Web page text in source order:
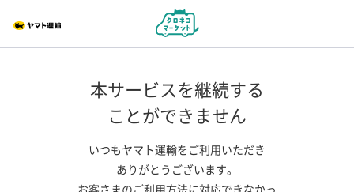
本サービスを継続する
ことができません
いつもヤマト運輸をご利用いただき
ありがとうございます。
お客さまのご利用方法に対応できなかっ